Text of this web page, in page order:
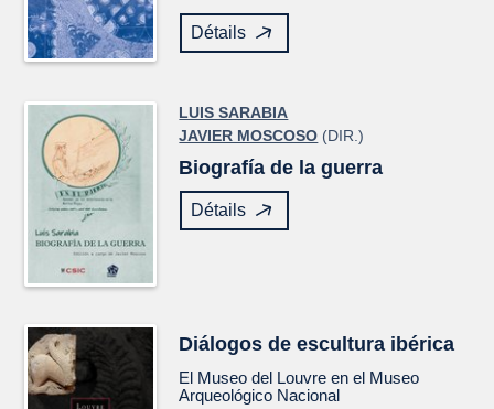
Détails
LUIS SARABIA
JAVIER MOSCOSO (DIR.)
Biografía de la guerra
Détails
Diálogos de escultura ibérica
El Museo del Louvre en el Museo
Arqueológico Nacional